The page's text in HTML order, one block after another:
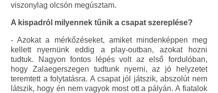
viszonylag olcsón megúsztam.
A kispadról milyennek tűnik a csapat szereplése?
- Azokat a mérkőzéseket, amiket mindenképpen meg
kellett nyernünk eddig a play-outban, azokat hozni
tudtuk. Nagyon fontos lépés volt az első fordulóban,
hogy Zalaegerszegen tudtunk nyerni, az jó helyzetet
teremtett a folytatásra. A csapat jól játszik, abszolút nem
látszik, hogy én nem vagyok most ott a pályán. A fiatalok